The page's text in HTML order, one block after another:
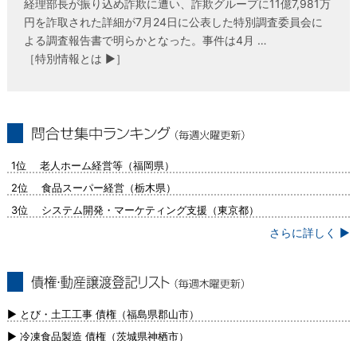
経理部長が振り込め詐欺に遭い、詐欺グループに11億7,981万
円を詐取された詳細が7月24日に公表した特別調査委員会に
よる調査報告書で明らかとなった。事件は4月 …
［特別情報とは ▶］
1位 老人ホーム経営等（福岡県）
2位 食品スーパー経営（栃木県）
3位 システム開発・マーケティング支援（東京都）
さらに詳しく ▶
新）
▶ とび・土工工事 債権（福島県郡山市）
▶ 冷凍食品製造 債権（茨城県神栖市）